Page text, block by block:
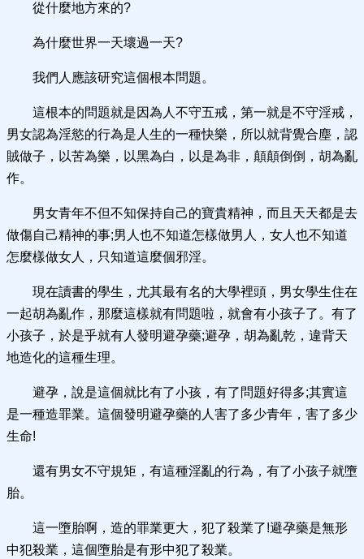
從什麼地方來的?
為什麼世界一天壞過一天?
我們人應該研究這個根本問題。
這根本的問題就是因為人不守五戒，第一就是不守淫戒，
男女認為淫慾的行為是人生的一種快樂，所以就背覺合塵，認
賊做子，以苦為樂，以黑為白，以是為非，顛顛倒倒，胡為亂
作。
男女青年不但不知保持自己的寶貴精神，而且天天都是去
做傷自己精神的事;男人也不知道怎樣做男人，女人也不知道
怎麼樣做女人，只知道這麼個邪淫。
現在讀書的學生，尤其最有名的大學裡頭，男女學生住在
一起胡為亂作，那麼這樣就有問題啦，就會有小孩子了。有了
小孩子，於是乎就有人發明避孕藥;避孕，胡為亂乾，違背天
地造化的這種生理。
避孕，說是這個就比有了小孩，有了問題好得多;其實這
是一種造罪業。這個發明避孕藥的人害了多少青年，害了多少
生命!
還有男女不守規矩，有這種淫亂的行為，有了小孩子就墮
胎。
這一墮胎啊，造的罪業更大，犯了殺業了!避孕藥是無形
中犯殺業，這個墮胎是有形中犯了殺業。